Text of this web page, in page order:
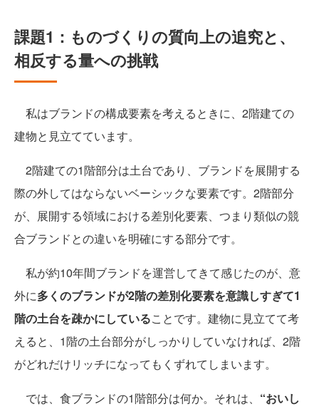
課題1：ものづくりの質向上の追究と、
相反する量への挑戦
私はブランドの構成要素を考えるときに、2階建ての
建物と見立てています。
2階建ての1階部分は土台であり、ブランドを展開する
際の外してはならないベーシックな要素です。2階部分
が、展開する領域における差別化要素、つまり類似の競
合ブランドとの違いを明確にする部分です。
私が約10年間ブランドを運営してきて感じたのが、意
外に多くのブランドが2階の差別化要素を意識しすぎて1
階の土台を疎かにしていることです。建物に見立てて考
えると、1階の土台部分がしっかりしていなければ、2階
がどれだけリッチになってもくずれてしまいます。
では、食ブランドの1階部分は何か。それは、 “おいし